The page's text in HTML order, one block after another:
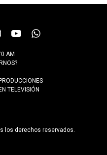
AM
TELEVISIÓN
los derechos reservados.